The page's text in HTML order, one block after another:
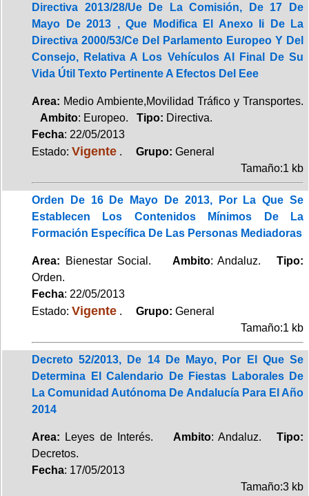
Directiva 2013/28/Ue De La Comisión, De 17 De
Mayo De 2013 , Que Modifica El Anexo Ii De La
Directiva 2000/53/Ce Del Parlamento Europeo Y Del
Consejo, Relativa A Los Vehículos Al Final De Su
Vida Útil Texto Pertinente A Efectos Del Eee
Area: Medio Ambiente,Movilidad Tráfico y Transportes.
Ambito: Europeo. Tipo: Directiva.
Fecha: 22/05/2013
Estado: Vigente . Grupo: General
Tamaño:1 kb
Orden De 16 De Mayo De 2013, Por La Que Se
Establecen Los Contenidos Mínimos De La
Formación Específica De Las Personas Mediadoras
Area: Bienestar Social. Ambito: Andaluz.Tipo:
Orden.
Fecha: 22/05/2013
Estado: Vigente . Grupo: General
Tamaño:1 kb
Decreto 52/2013, De 14 De Mayo, Por El Que Se
Determina El Calendario De Fiestas Laborales De
La Comunidad Autónoma De Andalucía Para El Año
2014
Area: Leyes de Interés. Ambito: Andaluz.Tipo:
Decretos.
Fecha: 17/05/2013
Tamaño:3 kb